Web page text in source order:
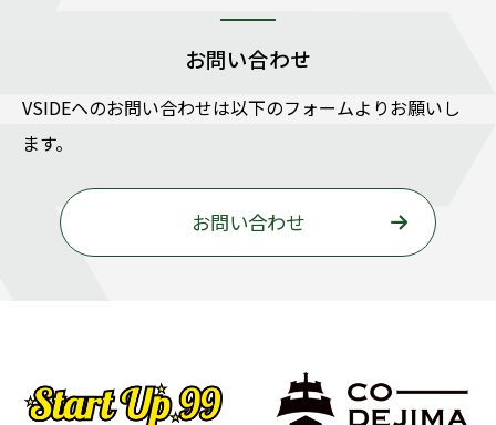
お問い合わせ
VSIDEヘのお問い合わせは以下のフォームよりお願いし
ます。
お問い合わせ